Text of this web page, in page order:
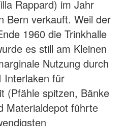
Rappard) im Jahr
Bern verkauft. Weil der
1960 die Trinkhalle
es still am Kleinen
Nutzung durch
Interlaken für
(Pfähle spitzen, Bänke
Materialdepot führte